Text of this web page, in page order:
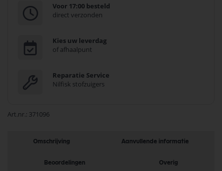
Voor 17:00 besteld
direct verzonden
Kies uw leverdag
of afhaalpunt
Reparatie Service
Nilfisk stofzuigers
Art.nr. 371096
Omschrijving Aanvullende informatie
Beoordelingen Overig